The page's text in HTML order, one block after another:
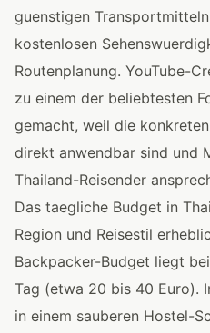
guenstigen
kostenlosen
Routenplanung. YouTube-
zu einem der beliebtesten
gemacht, weil die
direkt anwendbar sind und
Thailand-Reisender
Das taegliche Budget in
Region und Reisestil
Backpacker-Budget liegt
Tag (etwa 20 bis 40 Euro).
in einem sauberen Hostel-